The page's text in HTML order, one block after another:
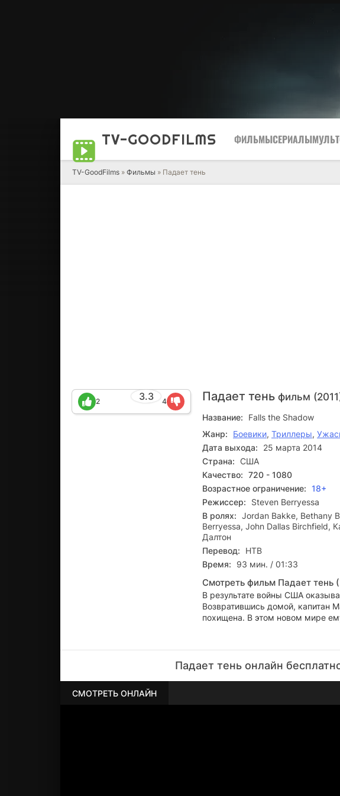
TV-GOODFILMS ФИЛЬМЫСЕРИАЛЫ
TV-GoodFilms » Фильмы » Падает тень
Падает тень фильм
3.3
2 4
Название: Falls the Shadow
Жанр: Боевики, Триллеры,
Дата выхода:
25 марта 2014
Страна: США
Качество: 720 - 1080
Возрастное ограничение: 18+
Режиссер:
Steven Berryessa
В ролях: Jordan Bakke, Bethany
Berryessa, John Dallas Birchfield,
Далтон
Перевод:
НТВ
Время:
93 мин. / 01:33
Смотреть фильм Падает тень
В результате войны США
Возвратившись домой, капитан
похищена. В этом новом мире
Падает тень онлайн
СМОТРЕТЬ ОНЛАЙН